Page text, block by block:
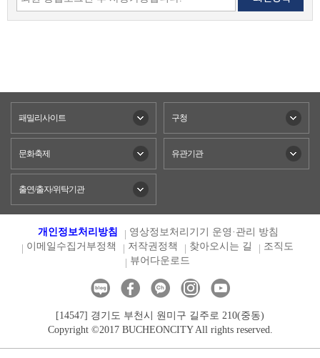
패밀리사이트 구청
문화축제 유관기관
출연/출자/위탁기관
개인정보처리방침
영상정보처리기기 운영·관리 방침
이메일수집거부정책
저작권정책 찾아오시는 길
조직도
뷰어다운로드
[14547] 경기도 부천시 원미구 길주로 210(중동)
Copyright ©2017 BUCHEONCITY All rights reserved.